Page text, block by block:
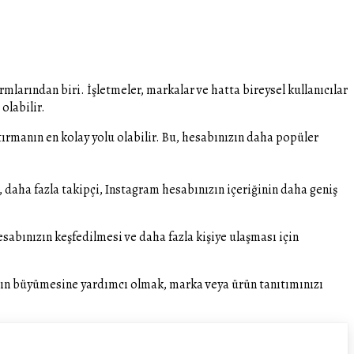
biri. İşletmeler, markalar ve hatta bireysel kullanıcılar
olabilir.
en kolay yolu olabilir. Bu, hesabınızın daha popüler
fazla takipçi, Instagram hesabınızın içeriğinin daha geniş
keşfedilmesi ve daha fazla kişiye ulaşması için
yardımcı olmak, marka veya ürün tanıtımınızı